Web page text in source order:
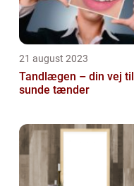
21 august 2023
Tandlægen – din vej til
sunde tænder